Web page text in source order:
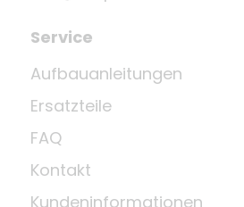
Service
Aufbauanleitungen
Ersatzteile
FAQ
Kontakt
Kundeninformationen